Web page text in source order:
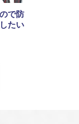
で防
たい